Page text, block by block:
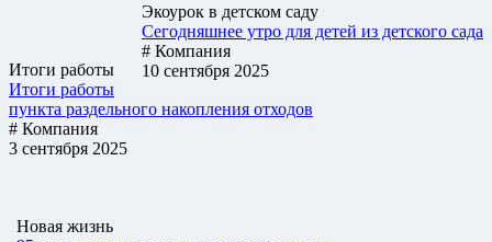
Экоурок в детском саду
Сегодняшнее утро для детей из детского сада
# Компания
10 сентября 2025
Итоги работы
Итоги работы
пункта раздельного накопления отходов
# Компания
3 сентября 2025
Новая жизнь